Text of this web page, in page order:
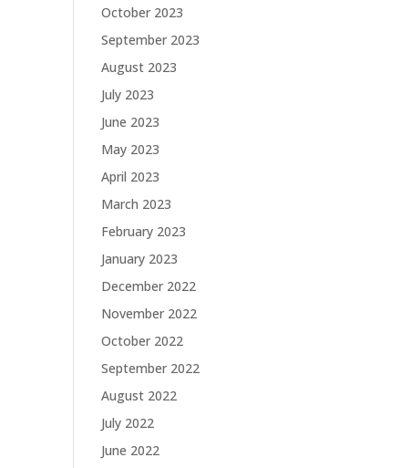
October 2023
September 2023
August 2023
July 2023
June 2023
May 2023
April 2023
March 2023
February 2023
January 2023
December 2022
November 2022
October 2022
September 2022
August 2022
July 2022
June 2022